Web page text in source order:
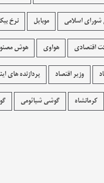
اسلامی موبایل نرخ
اقتصادی هواوی هوش
وزیر اقتصاد پردازنده های
کرمانشاه گوشی شیائومی